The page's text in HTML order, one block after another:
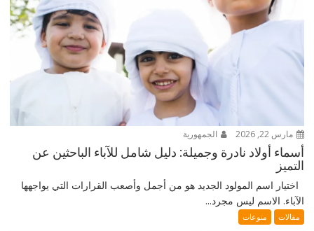
مارس 22, 2026 الجمهورية
أسماء أولاد نادرة وجميلة: دليل شامل للآباء الباحثين عن
التميز
اختيار اسم المولود الجديد هو من أجمل وأصعب القرارات التي يواجهها
الآباء. الاسم ليس مجرد...
مقالات منوعات